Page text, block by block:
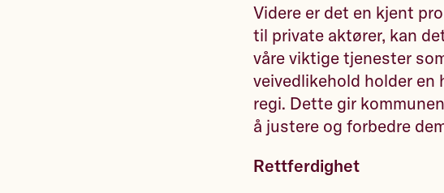
Videre er det en kjent
til private aktører, kan
våre viktige tjenester
veivedlikehold holder en
regi. Dette gir
å justere og forbedre
Rettferdighet